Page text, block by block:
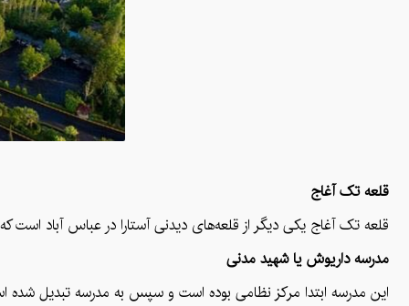
قلعه تک آغاج
قلعه تک آغاج یکی دیگر از قلعه‌های دیدنی آستارا در عباس آباد است
مدرسه‌ داریوش یا شهید مدنی
این مدرسه ابتدا مرکز نظامی بوده است و سپس به مدرسه تبدیل شده است و تا سال